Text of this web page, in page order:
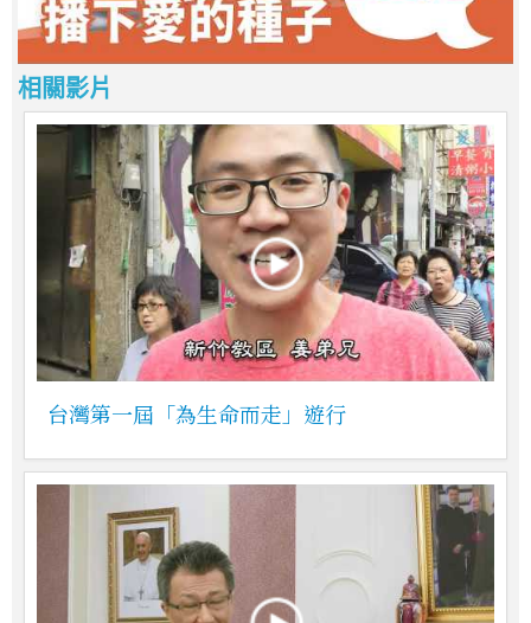
相關影片
台灣第一屆「為生命而走」遊行